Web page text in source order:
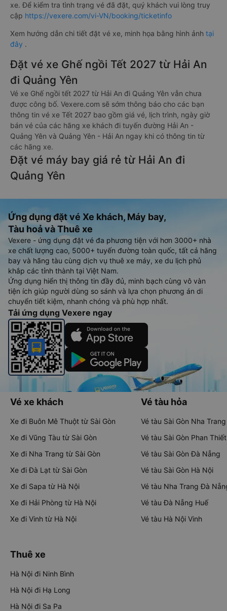
xe. Để kiểm tra tình trạng vé đã đặt, quý khách vui lòng truy
cập https://vexere.com/vi-VN/booking/ticketinfo
Xem hướng dẫn chi tiết đặt vé xe, minh họa bằng hình ảnh tại
đây .
Đặt vé xe Ghế ngồi Tết 2027 từ Hải An
đi Quảng Yên
Vé xe Ghế ngồi tết 2027 từ Hải An đi Quảng Yên vẫn chưa
được công bố. Vexere.com sẽ sớm thông báo cho các bạn
thông tin vé xe Tết 2027 bao gồm giá vé, lịch trình, ngày giờ
bán vé của các hãng xe khách đi tuyến đường Hải An -
Quảng Yên và Quảng Yên - Hải An ngay khi có thông tin từ
các hãng xe.
Đặt vé máy bay giá rẻ từ Hải An đi
Quảng Yên
Ứng dụng đặt vé Xe khách, Máy bay,
Tàu hoả và Thuê xe
Vexere - ứng dụng đặt vé đa phương tiện với hơn 3000+ nhà
xe chất lượng cao, 5000+ tuyến đường toàn quốc, tất cả hãng
bay và hãng tàu cùng dịch vụ thuê xe máy, xe du lịch phủ
khắp các tỉnh thành tại Việt Nam.
Ứng dụng hiển thị thông tin đầy đủ, minh bạch cùng vô vàn
tiện ích giúp người dùng so sánh và lựa chọn phương án di
chuyển tiết kiệm, nhanh chóng và phù hợp nhất.
Tải ứng dụng Vexere ngay
Vé xe khách
Xe đi Buôn Mê Thuột từ Sài Gòn
Xe đi Vũng Tàu từ Sài Gòn
Xe đi Nha Trang từ Sài Gòn
Xe đi Đà Lạt từ Sài Gòn
Xe đi Sapa từ Hà Nội
Xe đi Hải Phòng từ Hà Nội
Xe đi Vinh từ Hà Nội
Vé tàu hỏa
Vé tàu Sài Gòn Nha Trang
Vé tàu Sài Gòn Phan Thiết
Vé tàu Sài Gòn Đà Nẵng
Vé tàu Sài Gòn Hà Nội
Vé tàu Nha Trang Đà
Vé tàu Đà Nẵng Huế
Vé tàu Hà Nội Vinh
Thuê xe
Hà Nội đi Ninh Bình
Hà Nội đi Hạ Long
Hà Nội đi Sa Pa